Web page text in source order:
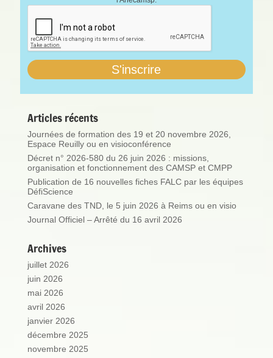
Articles récents
Journées de formation des 19 et 20 novembre 2026,
Espace Reuilly ou en visioconférence
Décret n° 2026-580 du 26 juin 2026 : missions,
organisation et fonctionnement des CAMSP et CMPP
Publication de 16 nouvelles fiches FALC par les équipes
DéfiScience
Caravane des TND, le 5 juin 2026 à Reims ou en visio
Journal Officiel – Arrêté du 16 avril 2026
Archives
juillet 2026
juin 2026
mai 2026
avril 2026
janvier 2026
décembre 2025
novembre 2025